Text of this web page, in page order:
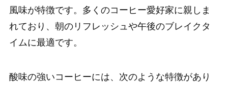
風味が特徴です。多くのコーヒー愛好家に親しま
れており、朝のリフレッシュや午後のブレイクタ
イムに最適です。
酸味の強いコーヒーには、次のような特徴があり